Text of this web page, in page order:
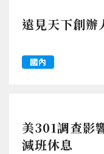
遠見天下創辦
國內
美301調查影
減班休息